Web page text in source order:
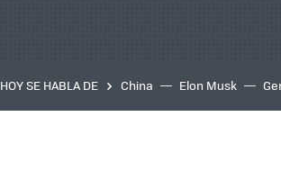
HOY SE HABLA DE China Elon Musk